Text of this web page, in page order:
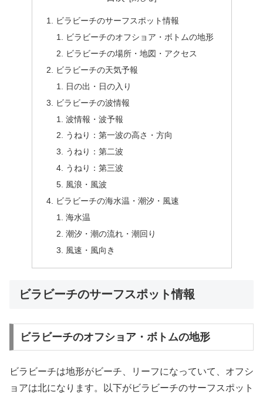
ビラビーチのサーフスポット情報
ビラビーチのオフショア・ボトムの地形
ビラビーチの場所・地図・アクセス
ビラビーチの天気予報
日の出・日の入り
ビラビーチの波情報
波情報・波予報
うねり：第一波の高さ・方向
うねり：第二波
うねり：第三波
風浪・風波
ビラビーチの海水温・潮汐・風速
海水温
潮汐・潮の流れ・潮回り
風速・風向き
ビラビーチのサーフスポット情報
ビラビーチのオフショア・ボトムの地形
ビラビーチは地形がビーチ、リーフになっていて、オフシ
ョアは北になります。以下がビラビーチのサーフスポット